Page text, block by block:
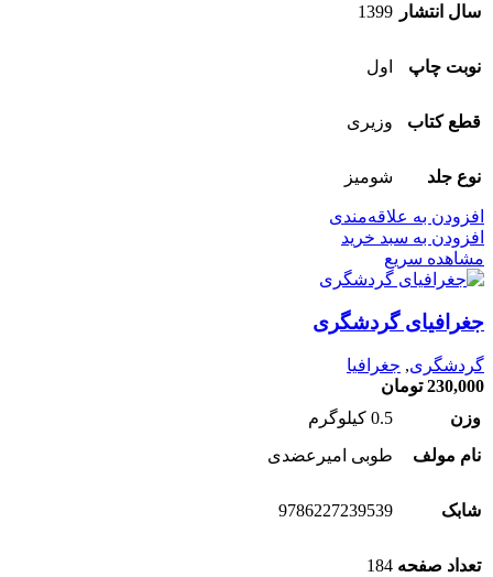
سال انتشار 1399
نوبت چاپ اول
قطع کتاب وزیری
نوع جلد شومیز
افزودن به علاقه‌مندی
افزودن به سبد خرید
مشاهده سریع
جغرافیای گردشگری
گردشگری, جغرافیا
230,000 تومان
وزن
0.5 کیلوگرم
نام مولف
طوبی امیرعضدی
شابک 9786227239539
تعداد صفحه 184